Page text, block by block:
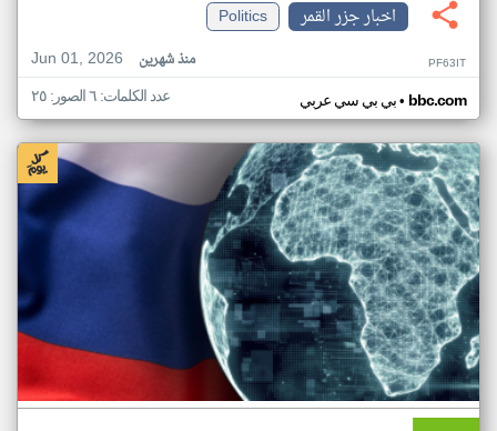
اخبار جزر القمر
Politics
Jun 01, 2026
منذ شهرين PF63IT
بي بي سي عربي• bbc.com عدد الكلمات: ٦ الصور: ٢٥